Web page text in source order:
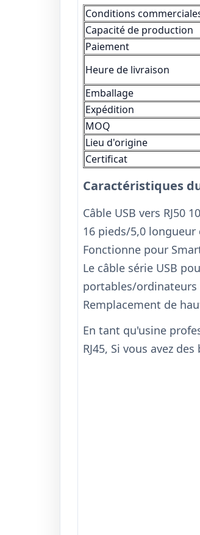
Conditions
Capacité de production
Paiement
Heure de livraison
Emballage
Expédition
MOQ
Lieu d'origine
Certificat
Caractéristiques
Câble USB vers RJ50
16 pieds/5,0
Fonctionne pour Smart
Le câble série USB
portables/ordinateurs
Remplacement de
En tant qu'usine
RJ45, Si vous avez